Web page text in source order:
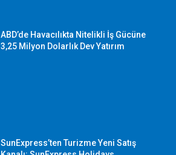
ABD’de Havacılıkta Nitelikli İş Gücüne
3,25 Milyon Dolarlık Dev Yatırım
SunExpress’ten Turizme Yeni Satış